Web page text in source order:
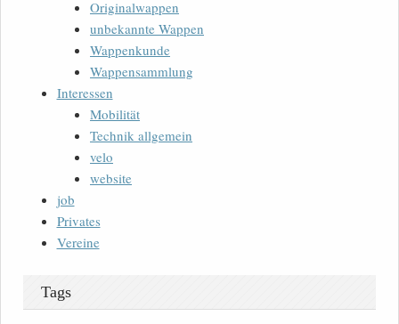
Originalwappen
unbekannte Wappen
Wappenkunde
Wappensammlung
Interessen
Mobilität
Technik allgemein
velo
website
job
Privates
Vereine
Tags